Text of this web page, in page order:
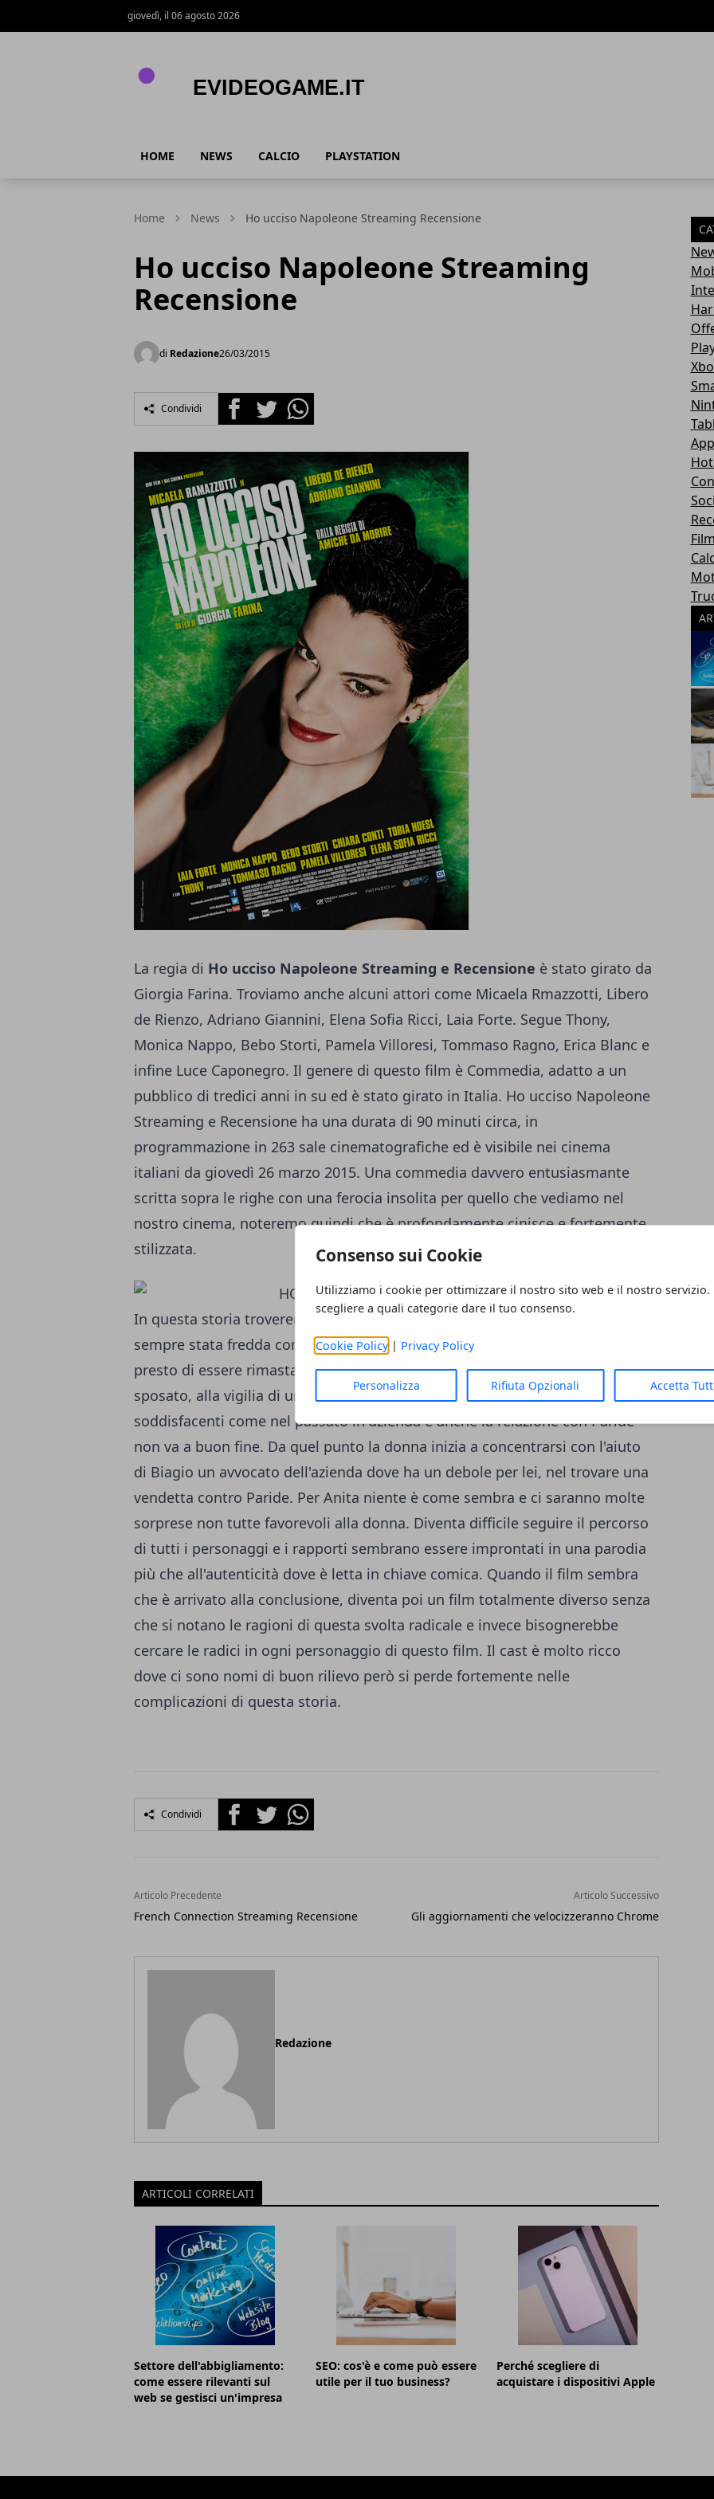
Consenso sui Cookie
Utilizziamo i cookie per ottimizzare il nostro sito web e il nostro servizio.
scegliere a quali categorie dare il tuo consenso.
Cookie Policy| Privacy Policy
Personalizza Rifiuta Opzionali Accetta
giovedì, il 06 agosto 2026
HOME NEWS CALCIO PLAYSTATION
Home News Ho ucciso Napoleone Streaming Recensione
Ho ucciso Napoleone Streaming
Recensione
di Redazione26/03/2015
Condividi FacebookTwitterWhatsapp
La regia di Ho ucciso Napoleone Streaming e Recensione è stato girato da
Giorgia Farina. Troviamo anche alcuni attori come Micaela Rmazzotti, Libero
de Rienzo, Adriano Giannini, Elena Sofia Ricci, Laia Forte. Segue Thony,
Monica Nappo, Bebo Storti, Pamela Villoresi, Tommaso Ragno, Erica Blanc e
infine Luce Caponegro. Il genere di questo film è Commedia, adatto a un
pubblico di tredici anni in su ed è stato girato in Italia. Ho ucciso Napoleone
Streaming e Recensione ha una durata di 90 minuti circa, in
programmazione in 263 sale cinematografiche ed è visibile nei cinema
italiani da giovedì 26 marzo 2015. Una commedia davvero entusiasmante
scritta sopra le righe con una ferocia insolita per quello che vediamo nel
nostro cinema, noteremo quindi che è profondamente cinisce e fortemente
stilizzata.
In questa storia troveremo una donna dal nome di Anita che nella sua vita è
sempre stata fredda con tutti (come un sofficino surgelato). Scoprirà ben
presto di essere rimasta in cinta dal suo collega Paride dove è un uomo
sposato, alla vigilia di una promozione. Non riuscirà più a ottenere risultati
soddisfacenti come nel passato in azienda e anche la relazione con Paride
non va a buon fine. Da quel punto la donna inizia a concentrarsi con l'aiuto
di Biagio un avvocato dell'azienda dove ha un debole per lei, nel trovare una
vendetta contro Paride. Per Anita niente è come sembra e ci saranno molte
sorprese non tutte favorevoli alla donna. Diventa difficile seguire il percorso
di tutti i personaggi e i rapporti sembrano essere improntati in una parodia
più che all'autenticità dove è letta in chiave comica. Quando il film sembra
che è arrivato alla conclusione, diventa poi un film totalmente diverso senza
che si notano le ragioni di questa svolta radicale e invece bisognerebbe
cercare le radici in ogni personaggio di questo film. Il cast è molto ricco
dove ci sono nomi di buon rilievo però si perde fortemente nelle
complicazioni di questa storia.
Condividi FacebookTwitterWhatsapp
Articolo Precedente
French Connection Streaming Recensione
Articolo Successivo
Gli aggiornamenti che velocizzeranno Chrome
Redazione
ARTICOLI CORRELATI
Settore dell'abbigliamento:
come essere rilevanti sul
web se gestisci un'impresa
SEO: cos'è e come può essere
utile per il tuo business?
Perché scegliere di
acquistare i dispositivi Apple
Film